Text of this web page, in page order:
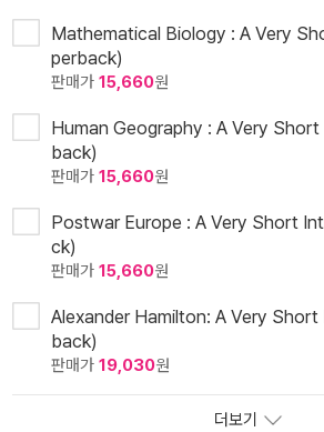
Mathematical Biology : A Very
perback)
판매가 15,660원
Human Geography : A Very
back)
판매가 15,660원
Postwar Europe : A Very Short
ck)
판매가 15,660원
Alexander Hamilton: A Very
back)
판매가 19,030원
더보기